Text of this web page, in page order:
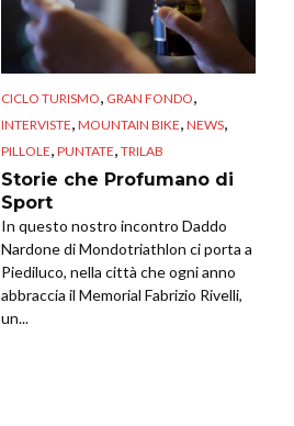
CICLO TURISMO GRAN FONDO
INTERVISTE MOUNTAIN BIKE NEWS
PILLOLE PUNTATE TRILAB
Storie che Profumano di
Sport
In questo nostro incontro Daddo
Nardone di Mondotriathlon ci porta a
Piediluco, nella città che ogni anno
abbraccia il Memorial Fabrizio Rivelli,
un...